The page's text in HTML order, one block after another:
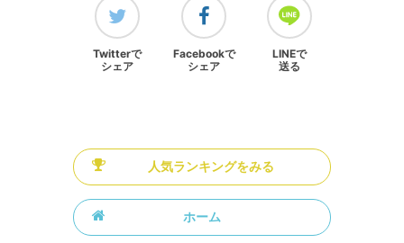
Twitterで
シェア
Facebookで
シェア
LINEで
送る
人気ランキングをみる
ホーム